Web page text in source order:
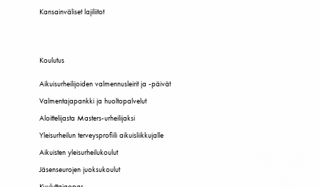
Kansainväliset lajiliitot
Koulutus
Aikuisurheilijoiden valmennusleirit ja -päivät
Valmentajapankki ja huoltopalvelut
Aloittelijasta Masters-urheilijaksi
Yleisurheilun terveysprofiili aikuisliikkujalle
Aikuisten yleisurheilukoulut
Jäsenseurojen juoksukoulut